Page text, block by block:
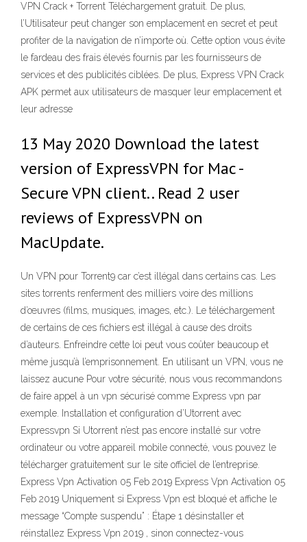
VPN Crack + Torrent Téléchargement gratuit. De plus,
l’Utilisateur peut changer son emplacement en secret et peut
profiter de la navigation de n’importe où. Cette option vous évite
le fardeau des frais élevés fournis par les fournisseurs de
services et des publicités ciblées. De plus, Express VPN Crack
APK permet aux utilisateurs de masquer leur emplacement et
leur adresse
13 May 2020 Download the latest
version of ExpressVPN for Mac -
Secure VPN client.. Read 2 user
reviews of ExpressVPN on
MacUpdate.
Un VPN pour Torrent9 car c’est illégal dans certains cas. Les
sites torrents renferment des milliers voire des millions
d’œuvres (films, musiques, images, etc.). Le téléchargement
de certains de ces fichiers est illégal à cause des droits
d’auteurs. Enfreindre cette loi peut vous coûter beaucoup et
même jusqu’à l’emprisonnement. En utilisant un VPN, vous ne
laissez aucune Pour votre sécurité, nous vous recommandons
de faire appel à un vpn sécurisé comme Express vpn par
exemple. Installation et configuration d’Utorrent avec
Expressvpn Si Utorrent n’est pas encore installé sur votre
ordinateur ou votre appareil mobile connecté, vous pouvez le
télécharger gratuitement sur le site officiel de l’entreprise.
Express Vpn Activation 05 Feb 2019 Express Vpn Activation 05
Feb 2019 Uniquement si Express Vpn est bloqué et affiche le
message “Compte suspendu” : Étape 1 désinstaller et
réinstallez Express Vpn 2019 , sinon connectez-vous